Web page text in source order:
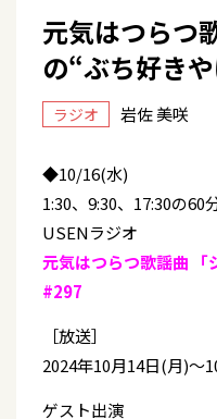
元気はつらつ
の“ぶち好き
ラジオ 岩佐 美咲
◆10/16(水)
1:30、9:30、17:30の60
USENラジオ
元気はつらつ歌謡曲 「
#297
［放送］
2024年10月14日(月)〜
ゲスト出演